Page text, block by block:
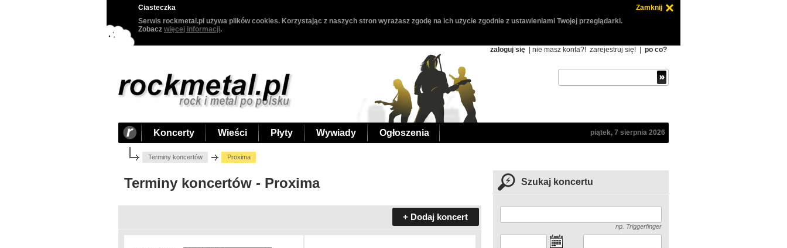
Ciasteczka
Zamknij
Serwis rockmetal.pl używa plików cookies. Korzystając z naszych stron wyrażasz zgodę na ich użycie zgodnie z ustawieniami Twojej przeglądarki.
Zobacz więcej informacji.
zaloguj się | nie masz konta?! zarejestruj się! po co?
Koncerty Wieści Płyty Wywiady Ogłoszenia piątek, 7 sierpnia 2026
Terminy koncertów Proxima
Terminy koncertów - Proxima
+ Dodaj koncert
Szukaj koncertu
np. Triggerfinger